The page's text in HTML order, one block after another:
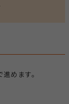
めます。